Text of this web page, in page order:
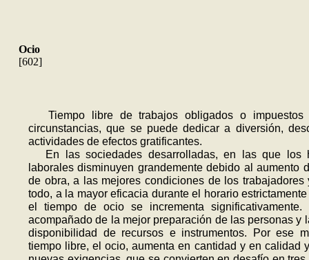
Ocio
[602]
Tiempo libre de trabajos obligados o impuestos
circunstancias, que se puede dedicar a diversión,
actividades de efectos gratificantes.
En las sociedades desarrolladas, en las que los
laborales disminuyen grandemente debido al aumento
de obra, a las mejores condicio­nes de los trabajadores
todo, a la mayor eficacia durante el horario
el tiempo de ocio se incrementa
acompañado de la mejor preparación de las personas y
disponibilidad de recursos e instrumentos. Por ese
tiempo libre, el ocio, aumenta en cantidad y en calidad